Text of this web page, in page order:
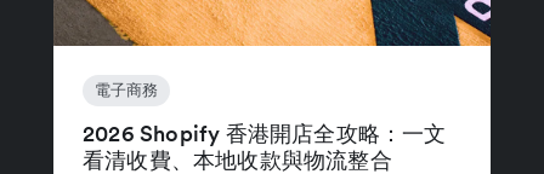
電子商務
2026 Shopify 香港開店全攻略：一文
看清收費、本地收款與物流整合